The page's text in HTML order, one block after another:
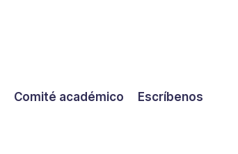
Comité académico Escríbenos